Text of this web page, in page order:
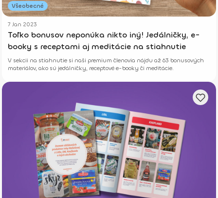
Všeobecné
7 Jan 2023
Toľko bonusov neponúka nikto iný! Jedálničky, e-
booky s receptami aj meditácie na stiahnutie
V sekcii na stiahnutie si naši premium členovia nájdu až 63 bonusových
materiálov, ako sú jedálničky, receptové e-booky či meditácie.